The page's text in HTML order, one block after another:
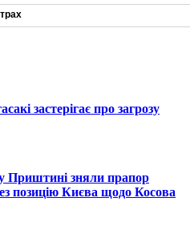
застерігає про загрозу
Приштині зняли прапор
позицію Києва щодо Косова